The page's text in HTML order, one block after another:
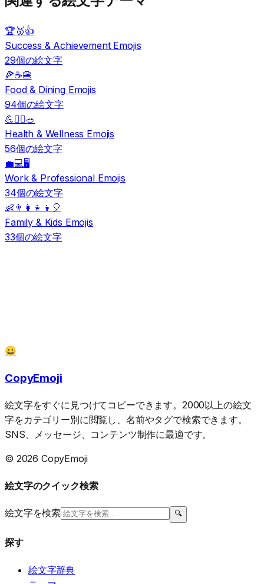
🏆🥇👍
Success & Achievement Emojis
29個の絵文字
🍕☕🍔
Food & Dining Emojis
94個の絵文字
💪🏃‍♀️🥗
Health & Wellness Emojis
56個の絵文字
💼💻🖥️
Work & Professional Emojis
34個の絵文字
👶👨‍👩‍👧‍👦🎈
Family & Kids Emojis
33個の絵文字
😀
CopyEmoji
絵文字をすぐに見つけてコピーできます。2000以上の絵文
字をカテゴリー別に閲覧し、名前やタグで検索できます。
SNS、メッセージ、コンテンツ制作に最適です。
© 2026 CopyEmoji
絵文字のクイック検索
絵文字を検索 🔍
探す
絵文字辞典